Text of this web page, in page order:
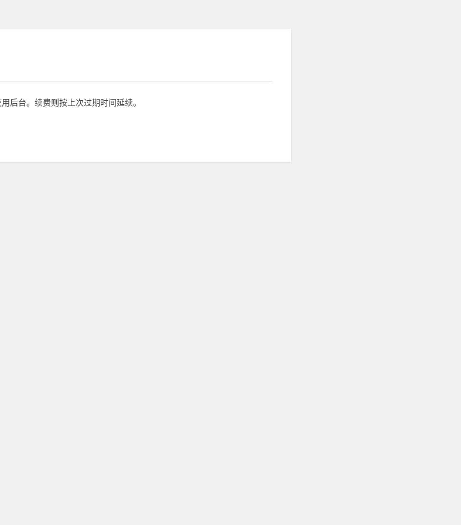
后台。续费则按上次过期时间延续。